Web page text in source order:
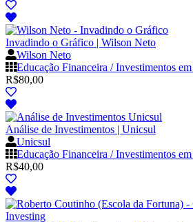
Invadindo o Gráfico | Wilson Neto
Wilson Neto
Educação Financeira / Investimentos
R$80,00
Análise de Investimentos | Unicsul
Unicsul
Educação Financeira / Investimentos
R$40,00